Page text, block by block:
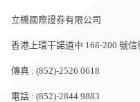
立橋國際證券有限公司
香港上環干諾道中 168-200 號
傳真 : (852)-2526 0618
電話 : (852)-2844 9883